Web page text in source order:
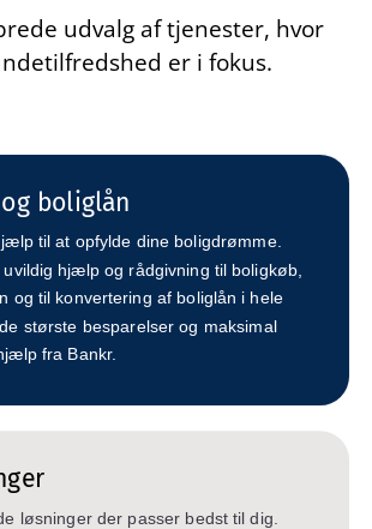
udvalg af tjenester, hvor
er i fokus.
boliglån
til at opfylde dine boligdrømme.
uvildig hjælp og rådgivning til boligkøb,
og til konvertering af boliglån i hele
største besparelser og maksimal
fra Bankr.
løsninger der passer bedst til dig.